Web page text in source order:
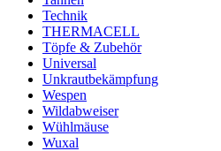
Technik
THERMACELL
Töpfe & Zubehör
Universal
Unkrautbekämpfung
Wespen
Wildabweiser
Wühlmäuse
Wuxal